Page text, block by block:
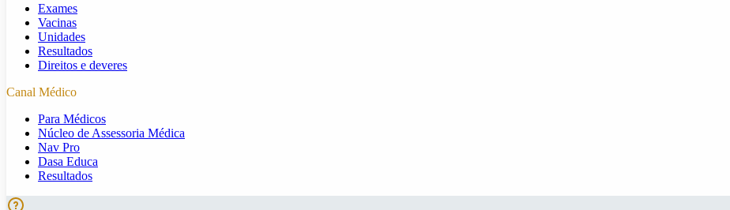
Exames
Vacinas
Unidades
Resultados
Direitos e deveres
Canal Médico
Para Médicos
Núcleo de Assessoria Médica
Nav Pro
Dasa Educa
Resultados